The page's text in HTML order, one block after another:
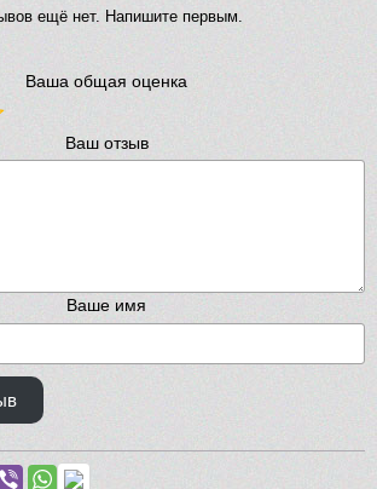
ещё нет. Напишите первым.
Ваша общая оценка
Ваш отзыв
Ваше имя